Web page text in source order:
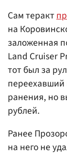
Сам теракт
на
заложенная
Land Cruiser
тот был за
переехавший
ранения, но
рублей.
Ранее
на него не